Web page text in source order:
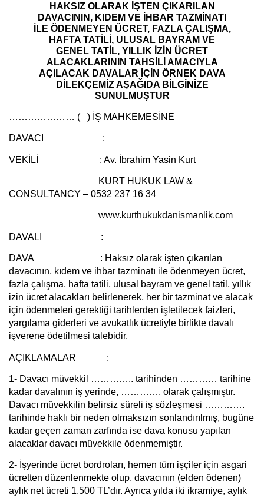
HAKSIZ OLARAK İŞTEN ÇIKARILAN
DAVACININ, KIDEM VE İHBAR TAZMİNATI
İLE ÖDENMEYEN ÜCRET, FAZLA ÇALIŞMA,
HAFTA TATİLİ, ULUSAL BAYRAM VE
GENEL TATİL, YILLIK İZİN ÜCRET
ALACAKLARININ TAHSİLİ AMACIYLA
AÇILACAK DAVALAR İÇİN ÖRNEK DAVA
DİLEKÇEMİZ AŞAĞIDA BİLGİNİZE
SUNULMUŞTUR
………………… ( ) İŞ MAHKEMESİNE
DAVACI :
VEKİLİ : Av. İbrahim Yasin Kurt
KURT HUKUK LAW &
CONSULTANCY – 0532 237 16 34
www.kurthukukdanismanlik.com
DAVALI :
DAVA : Haksız olarak işten çıkarılan
davacının, kıdem ve ihbar tazminatı ile ödenmeyen ücret,
fazla çalışma, hafta tatili, ulusal bayram ve genel tatil, yıllık
izin ücret alacakları belirlenerek, her bir tazminat ve alacak
için ödenmeleri gerektiği tarihlerden işletilecek faizleri,
yargılama giderleri ve avukatlık ücretiyle birlikte davalı
işverene ödetilmesi talebidir.
AÇIKLAMALAR :
1- Davacı müvekkil ………….. tarihinden ………… tarihine
kadar davalının iş yerinde, …………, olarak çalışmıştır.
Davacı müvekkilin belirsiz süreli iş sözleşmesi ………….
tarihinde haklı bir neden olmaksızın sonlandırılmış, bugüne
kadar geçen zaman zarfında ise dava konusu yapılan
alacaklar davacı müvekkile ödenmemiştir.
2- İşyerinde ücret bordroları, hemen tüm işçiler için asgari
ücretten düzenlenmekte olup, davacının (elden ödenen)
aylık net ücreti 1.500 TL’dır. Ayrıca yılda iki ikramiye, aylık